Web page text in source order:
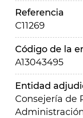
Referencia
C11269
Código de la
A13043495
Entidad
Consejería de